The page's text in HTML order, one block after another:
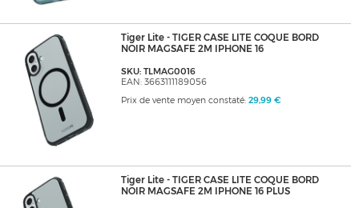
Tiger Lite - TIGER CASE LITE COQUE BORD
NOIR MAGSAFE 2M IPHONE 16
SKU: TLMAG0016
EAN: 3663111189056
Prix de vente moyen constaté: 29,99 €
Tiger Lite - TIGER CASE LITE COQUE BORD
NOIR MAGSAFE 2M IPHONE 16 PLUS